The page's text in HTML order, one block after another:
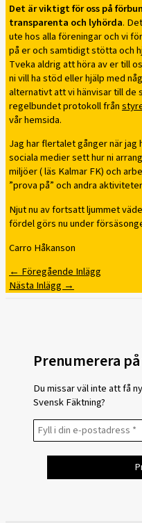
Det är viktigt för oss på
transparenta och lyhörda.
ute hos alla föreningar och vi
på er och samtidigt stötta och
Tveka aldrig att höra av er till
ni vill ha stöd eller hjälp med
alternativt att vi hänvisar till de
regelbundet protokoll från
vår hemsida.
Jag har flertalet gånger när
sociala medier sett hur ni
miljöer ( läs Kalmar FK) och
”prova på” och andra
Njut nu av fortsatt ljummet
fördel görs nu under
Carro Håkanson
← Föregående Inlägg
Nästa Inlägg →
Prenumerera
Du missar väl inte att få
Svensk Fäktning?